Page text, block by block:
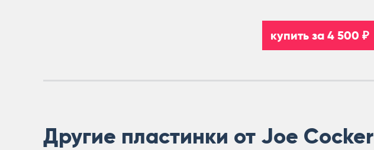
купить за 4 500 ₽
Другие пластинки от Joe Cocker